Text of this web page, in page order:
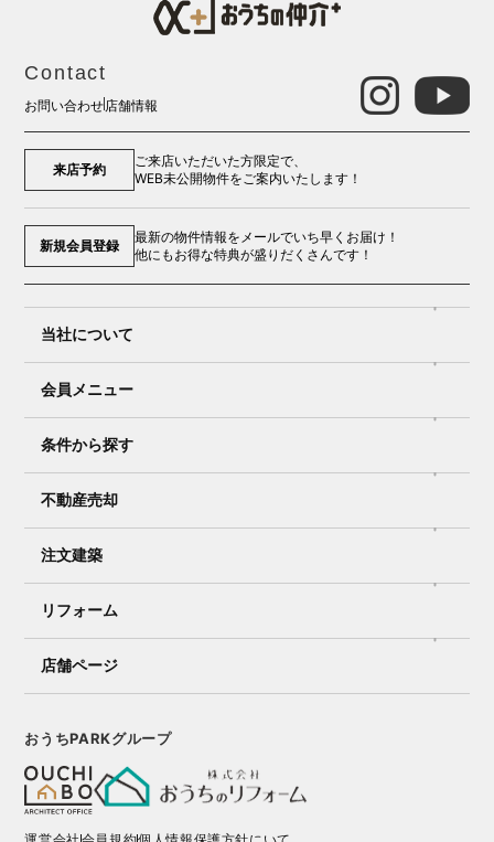
Contact
お問い合わせ 店舗情報
来店予約
ご来店いただいた方限定で、
WEB未公開物件をご案内いたします！
新規会員登録
最新の物件情報をメールでいち早くお届け！
他にもお得な特典が盛りだくさんです！
当社について
会員メニュー
条件から探す
不動産売却
注文建築
リフォーム
店舗ページ
おうちPARKグループ